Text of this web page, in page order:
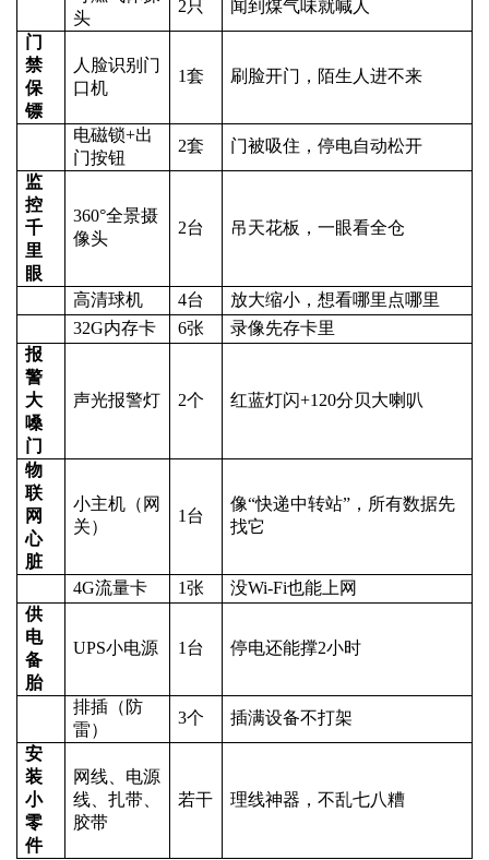
头
2只
闻到煤气味就喊人
门
禁
保
镖
人脸识别门
口机
1套 刷脸开门，陌生人进不来
电磁锁+出
门按钮
2套
门被吸住，停电自动松开
监
控
千
里
眼
360°全景摄
像头
2台 吊天花板，一眼看全仓
高清球机 4台
放大缩小，想看哪里点哪里
32G内存卡 6张
录像先存卡里
报
警
大
嗓
门
声光报警灯 2个 红蓝灯闪+120分贝大喇叭
物
联
网
心
脏
小主机（网
关）
1 台
像“快递中转站”，所有数据先
找它
4G流量卡 1张
没Wi-Fi也能上网
供
电
备
胎
UPS小电源 1 台 停电还能撑2小时
排插（防
雷）
3个
插满设备不打架
安
装
小
零
件
网线、电源
线、扎带、
胶带
若干 理线神器，不乱七八糟